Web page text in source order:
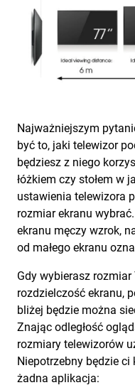
Najważniejszym
być to, jaki telewizor
będziesz z niego
łóżkiem czy stołem w
ustawienia telewizora
rozmiar ekranu
ekranu męczy wzrok,
od małego ekranu
Gdy wybierasz
rozdzielczość ekranu,
bliżej będzie można
Znając odległość
rozmiary telewizorów
Niepotrzebny będzie ci
żadna aplikacja: